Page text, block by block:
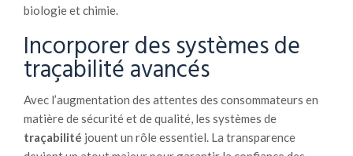
biologie et chimie.
Incorporer des systèmes de
traçabilité avancés
Avec l’augmentation des attentes des consommateurs en
matière de sécurité et de qualité, les systèmes de
traçabilité jouent un rôle essentiel. La transparence